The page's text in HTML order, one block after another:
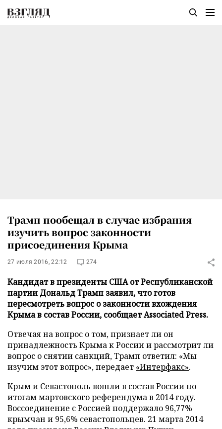
Трамп пообещал в случае избрания
изучить вопрос законности
присоединения Крыма
27 июля 2016, 22:12 274
Кандидат в президенты США от Республиканской
партии Дональд Трамп заявил, что готов
пересмотреть вопрос о законности вхождения
Крыма в состав России, сообщает Associated Press.
Отвечая на вопрос о том, признает ли он
принадлежность Крыма к России и рассмотрит ли
вопрос о снятии санкций, Трамп ответил: «Мы
изучим этот вопрос», передает «Интерфакс».
Крым и Севастополь вошли в состав России по
итогам мартовского референдума в 2014 году.
Воссоединение с Россией поддержало 96,77%
крымчан и 95,6% севастопольцев. 21 марта 2014